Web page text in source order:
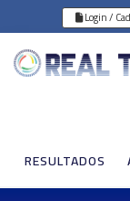
Login /
RESULTADOS